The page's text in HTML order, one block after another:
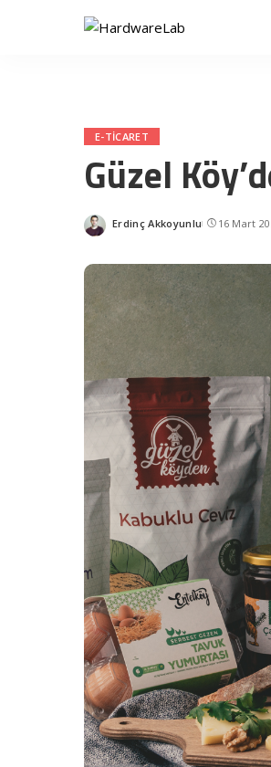
E-TICARET
Güzel
Posted
Erdinç Akkoyunlu 16 Mart